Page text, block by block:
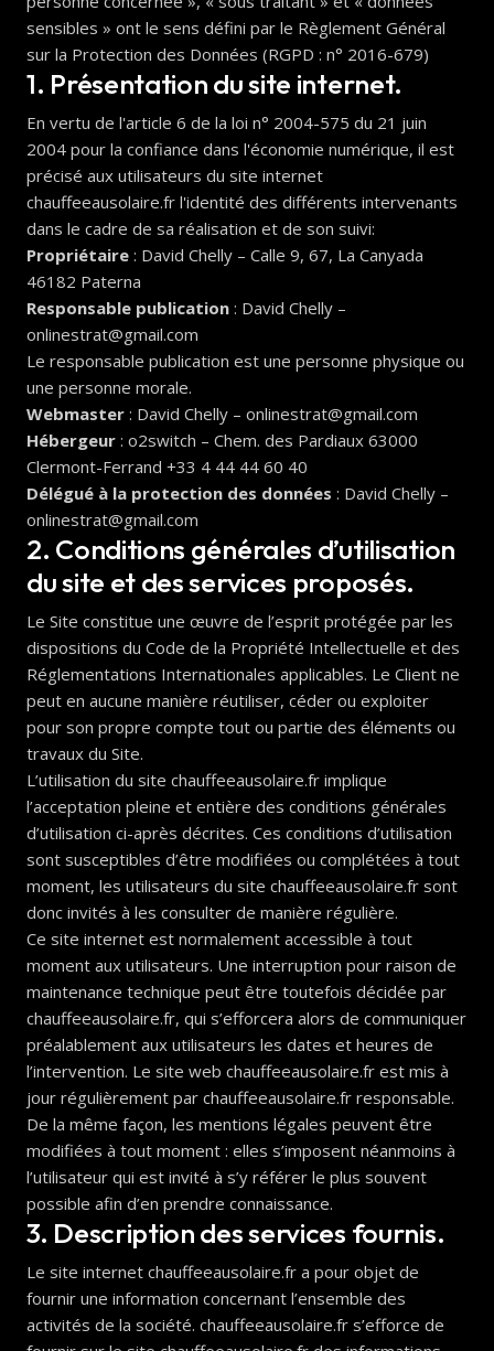
sensibles » ont le sens défini par le Règlement Général
sur la Protection des Données (RGPD : n° 2016-679)
1. Présentation du site internet.
En vertu de l'article 6 de la loi n° 2004-575 du 21 juin
2004 pour la confiance dans l'économie numérique, il est
précisé aux utilisateurs du site internet
chauffeeausolaire.fr l'identité des différents intervenants
dans le cadre de sa réalisation et de son suivi:
Propriétaire : David Chelly – Calle 9, 67, La Canyada
46182 Paterna
Responsable publication : David Chelly –
onlinestrat@gmail.com
Le responsable publication est une personne physique ou
une personne morale.
Webmaster : David Chelly – onlinestrat@gmail.com
Hébergeur : o2switch – Chem. des Pardiaux 63000
Clermont-Ferrand +33 4 44 44 60 40
Délégué à la protection des données : David Chelly –
onlinestrat@gmail.com
2. Conditions générales d’utilisation
du site et des services proposés.
Le Site constitue une œuvre de l’esprit protégée par les
dispositions du Code de la Propriété Intellectuelle et des
Réglementations Internationales applicables. Le Client ne
peut en aucune manière réutiliser, céder ou exploiter
pour son propre compte tout ou partie des éléments ou
travaux du Site.
L’utilisation du site chauffeeausolaire.fr implique
l’acceptation pleine et entière des conditions générales
d’utilisation ci-après décrites. Ces conditions d’utilisation
sont susceptibles d’être modifiées ou complétées à tout
moment, les utilisateurs du site chauffeeausolaire.fr sont
donc invités à les consulter de manière régulière.
Ce site internet est normalement accessible à tout
moment aux utilisateurs. Une interruption pour raison de
maintenance technique peut être toutefois décidée par
chauffeeausolaire.fr, qui s’efforcera alors de communiquer
préalablement aux utilisateurs les dates et heures de
l’intervention. Le site web chauffeeausolaire.fr est mis à
jour régulièrement par chauffeeausolaire.fr responsable.
De la même façon, les mentions légales peuvent être
modifiées à tout moment : elles s’imposent néanmoins à
l’utilisateur qui est invité à s’y référer le plus souvent
possible afin d’en prendre connaissance.
3. Description des services fournis.
Le site internet chauffeeausolaire.fr a pour objet de
fournir une information concernant l’ensemble des
activités de la société. chauffeeausolaire.fr s’efforce de